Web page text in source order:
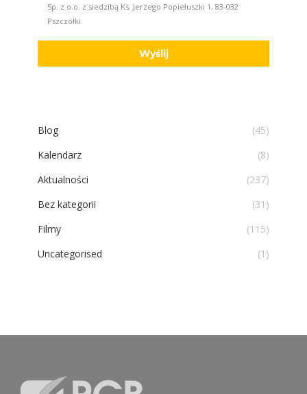
Sp. z o.o. z siedzibą Ks. Jerzego Popiełuszki 1, 83-032
Pszczółki.
Blog
(45)
Kalendarz
(8)
Aktualności
(237)
Bez kategorii
(31)
Filmy
(115)
Uncategorised
(1)